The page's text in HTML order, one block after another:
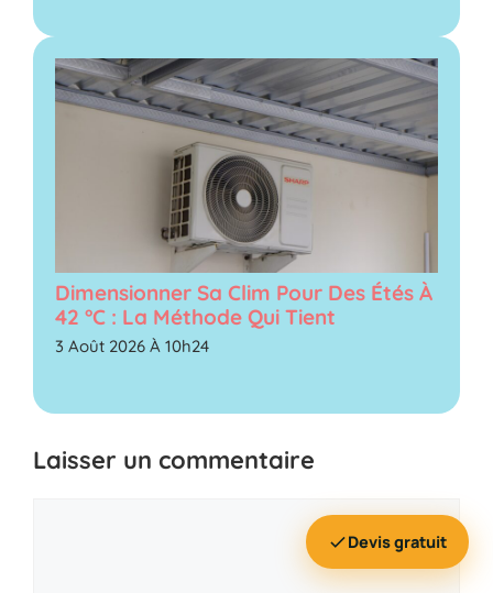
Dimensionner Sa Clim Pour Des Étés À
42 °C : La Méthode Qui Tient
3 Août 2026 À 10h24
Laisser un commentaire
Devis gratuit